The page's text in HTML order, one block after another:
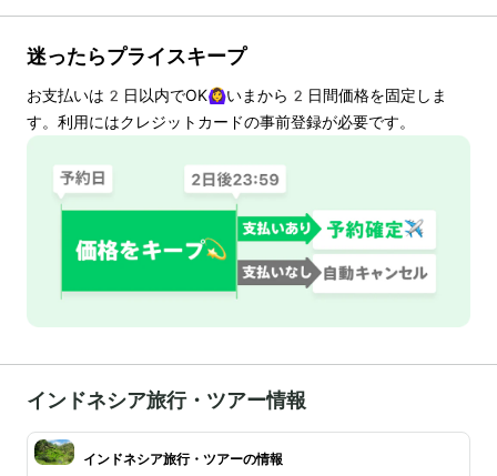
迷ったらプライスキープ
お支払いは 2 日以内でOK🙆‍♀️いまから 2 日間価格を固定しま
す。利用にはクレジットカードの事前登録が必要です。
インドネシア旅行・ツアー情報
インドネシア旅行・ツアーの情報